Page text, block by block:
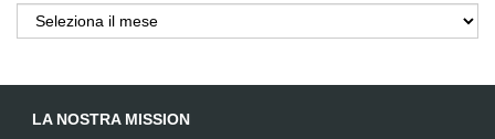
Archivi
LA NOSTRA MISSION